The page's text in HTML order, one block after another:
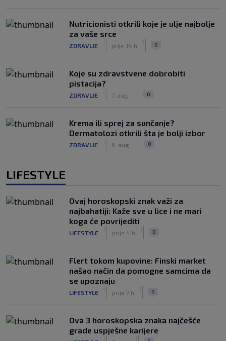
Nutricionisti otkrili koje je ulje najbolje
za vaše srce
ZDRAVLJE prije 14 h 0
Koje su zdravstvene dobrobiti
pistacija?
ZDRAVLJE 7. aug. 0
Krema ili sprej za sunčanje?
Dermatolozi otkrili šta je bolji izbor
ZDRAVLJE 6. aug. 0
LIFESTYLE
Ovaj horoskopski znak važi za
najbahatiji: Kaže sve u lice i ne mari
koga će povrijediti
LIFESTYLE prije 4 h 0
Flert tokom kupovine: Finski market
našao način da pomogne samcima da
se upoznaju
LIFESTYLE prije 7 h 0
Ova 3 horoskopska znaka najčešće
grade uspješne karijere